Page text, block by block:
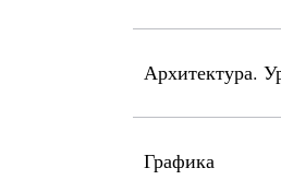
Архитектура.
Графика